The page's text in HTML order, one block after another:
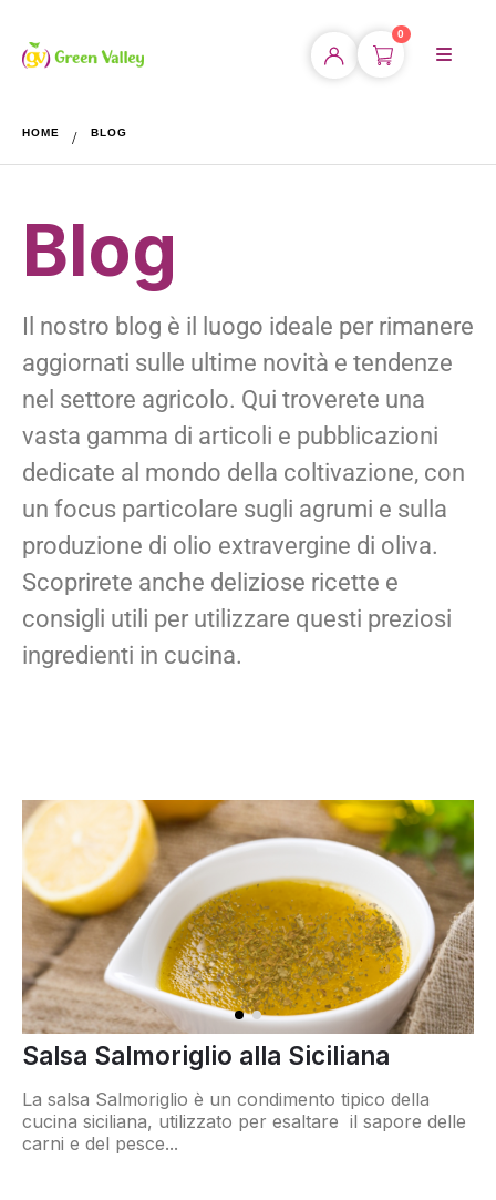
0
HOME BLOG
Blog
Il nostro blog è il luogo ideale per rimanere
aggiornati sulle ultime novità e tendenze
nel settore agricolo. Qui troverete una
vasta gamma di articoli e pubblicazioni
dedicate al mondo della coltivazione, con
un focus particolare sugli agrumi e sulla
produzione di olio extravergine di oliva.
Scoprirete anche deliziose ricette e
consigli utili per utilizzare questi preziosi
ingredienti in cucina.
Salsa Salmoriglio alla Siciliana
La salsa Salmoriglio è un condimento tipico della
cucina siciliana, utilizzato per esaltare il sapore delle
carni e del pesce...